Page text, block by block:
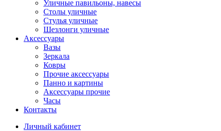
Уличные павильоны, навесы
Столы уличные
Стулья уличные
Шезлонги уличные
Аксессуары
Вазы
Зеркала
Ковры
Прочие аксессуары
Панно и картины
Аксессуары прочие
Часы
Контакты
Личный кабинет